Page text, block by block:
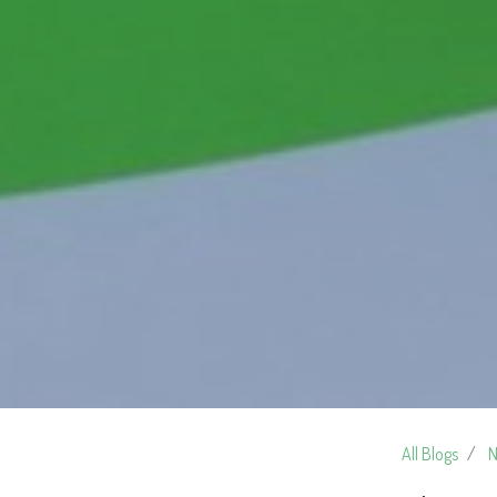
All Blogs